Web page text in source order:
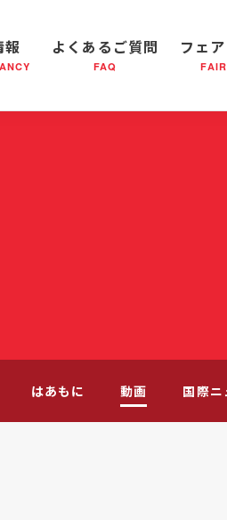
ついて 私たちの目指す未来
活動 救世軍ブラスバンドのCD
医療・社会福祉事業
報 よくあるご質問
FAQ
フェ
はあもに 動画 国際ニ